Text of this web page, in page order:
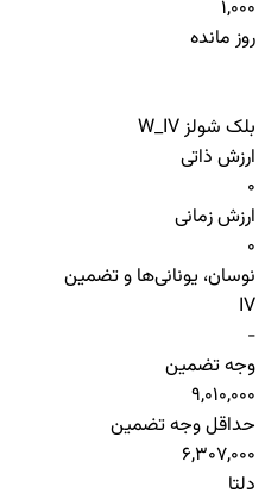
1,000
روز مانده
بلک شولز W_IV
ارزش ذاتی
0
ارزش زمانی
0
نوسان، یونانی‌ها و تضمین
IV
-
وجه تضمین
9,010,000
حداقل وجه تضمین
6,307,000
دلتا